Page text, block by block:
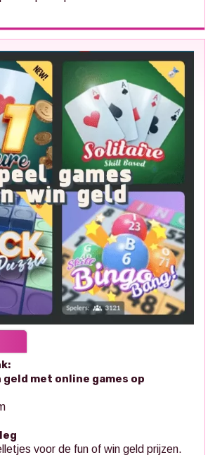
geld met online games op
voor de fun of win geld prijzen.